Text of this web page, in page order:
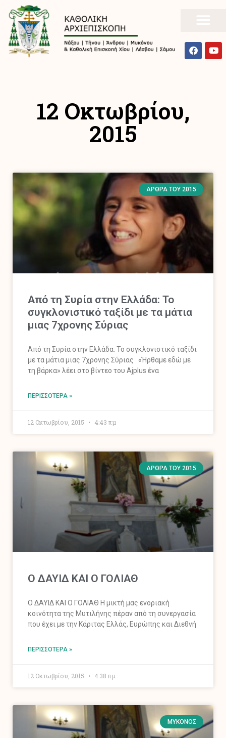
12 Οκτωβρίου,
2015
ΆΡΘΡΑ ΤΟΥ 2015
Από τη Συρία στην Ελλάδα: Το
συγκλονιστικό ταξίδι με τα μάτια
μιας 7χρονης Σύριας
Από τη Συρία στην Ελλάδα: Το συγκλονιστικό ταξίδι
με τα μάτια μιας 7χρονης Σύριας «Ήρθαμε εδώ με
τη βάρκα» λέει στο βίντεο του Ajplus ένα
ΠΕΡΙΣΣΌΤΕΡΑ »
12 Οκτωβρίου, 2015 4:43 πμ
ΆΡΘΡΑ ΤΟΥ 2015
Ο ΔΑΥΙΔ ΚΑΙ Ο ΓΟΛΙΑΘ
Ο ΔΑΥΙΔ ΚΑΙ Ο ΓΟΛΙΑΘ Η μικτή μας ενοριακή
κοινότητα της Μυτιλήνης πέραν από τη συνεργασία
που έχει με την Κάριτας Ελλάς, Ευρώπης και Διεθνή
ΠΕΡΙΣΣΌΤΕΡΑ »
12 Οκτωβρίου, 2015 4:38 πμ
ΜΎΚΟΝΟΣ